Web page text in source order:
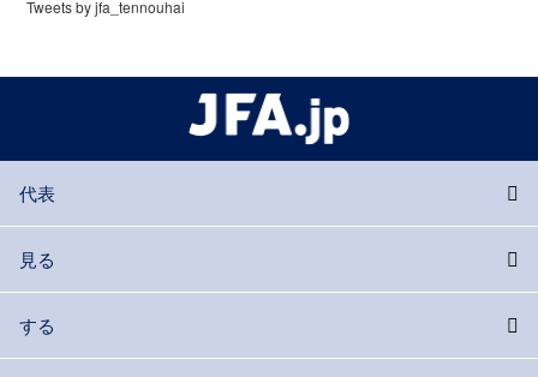
Tweets by jfa_tennouhai
代表
見る
する